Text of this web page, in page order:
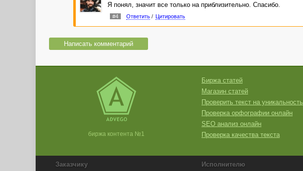
Я понял, значит все только на приблизительно. Спасибо.
#4 Ответить/ Цитировать
Написать комментарий
биржа контента №1
Биржа статей
Магазин статей
Проверить текст на уникальность
Проверка орфографии онлайн
SEO анализ онлайн
Проверка качества текста
Заказчику Исполнителю